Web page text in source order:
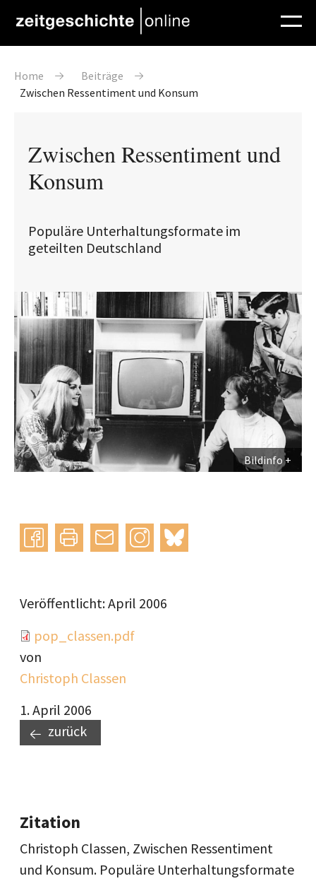
Pfadnavigation
Home
Beiträge
Zwischen Ressentiment und Konsum
Zwischen Ressentiment und
Konsum
Populäre Unterhaltungsformate im
geteilten Deutschland
Bildinfo
Instagram
bluesky
Veröffentlicht: April 2006
Document
pop_classen.pdf
von
Christoph Classen
1. April 2006
zurück
Zitation
Christoph Classen, Zwischen Ressentiment
und Konsum. Populäre Unterhaltungsformate